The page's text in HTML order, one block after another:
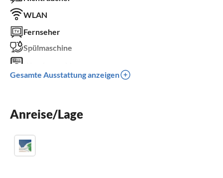
WLAN
Fernseher
Spülmaschine
Parkplatz
Gesamte Ausstattung anzeigen
Anreise/Lage